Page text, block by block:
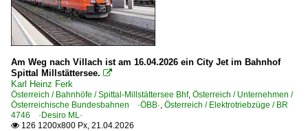
Museumsbahnen und Museen
Nostalgiebahnen in Kärnten ·NBiK·
Personenwagen | Steuerwagen
Wendezug-Steuerwagen 80-73 Bmpz-s
Regional- und Fernverkehr
Am Weg nach Villach ist am 16.04.2026 ein City Jet im Bahnhof
Spittal Millstättersee. 
Karl Heinz Ferk
Österreich / Bahnhöfe / Spittal-Millstättersee Bhf, Österreich / Unternehmen /
Österreichische Bundesbahnen ·ÖBB·, Österreich / Elektrotriebzüge / BR
4746 ·Desiro ML·
 126 1200x800 Px, 21.04.2026